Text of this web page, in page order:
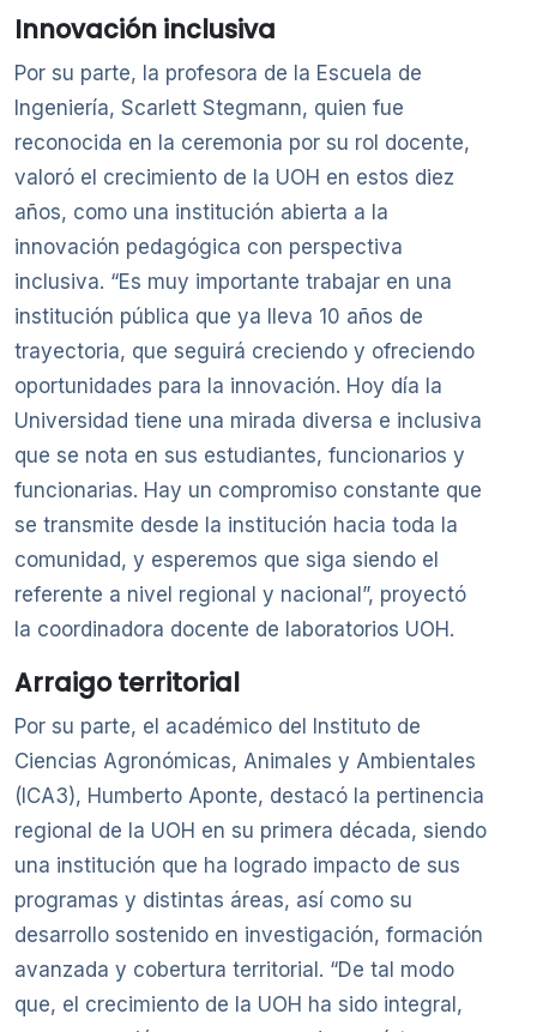
Innovación inclusiva
Por su parte, la profesora de la Escuela de
Ingeniería, Scarlett Stegmann, quien fue
reconocida en la ceremonia por su rol docente,
valoró el crecimiento de la UOH en estos diez
años, como una institución abierta a la
innovación pedagógica con perspectiva
inclusiva. “Es muy importante trabajar en una
institución pública que ya lleva 10 años de
trayectoria, que seguirá creciendo y ofreciendo
oportunidades para la innovación. Hoy día la
Universidad tiene una mirada diversa e inclusiva
que se nota en sus estudiantes, funcionarios y
funcionarias. Hay un compromiso constante que
se transmite desde la institución hacia toda la
comunidad, y esperemos que siga siendo el
referente a nivel regional y nacional”, proyectó
la coordinadora docente de laboratorios UOH.
Arraigo territorial
Por su parte, el académico del Instituto de
Ciencias Agronómicas, Animales y Ambientales
(ICA3), Humberto Aponte, destacó la pertinencia
regional de la UOH en su primera década, siendo
una institución que ha logrado impacto de sus
programas y distintas áreas, así como su
desarrollo sostenido en investigación, formación
avanzada y cobertura territorial. “De tal modo
que, el crecimiento de la UOH ha sido integral,